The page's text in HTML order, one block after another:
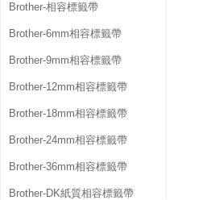
Brother-相容標籤帶
Brother-6mm相容標籤帶
Brother-9mm相容標籤帶
Brother-12mm相容標籤帶
Brother-18mm相容標籤帶
Brother-24mm相容標籤帶
Brother-36mm相容標籤帶
Brother-DK紙質相容標籤帶